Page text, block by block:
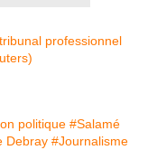
politique #Salamé
Debray #Journalisme